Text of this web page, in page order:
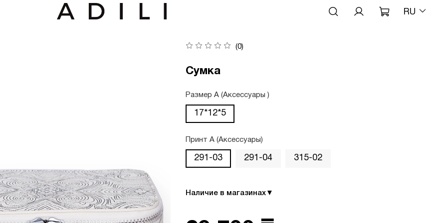
RU
(0)
Сумка
Размер А (Аксессуары )
17*12*5
Принт А (Аксессуары)
291-03 291-04 315-02
Наличие в магазинах ▼